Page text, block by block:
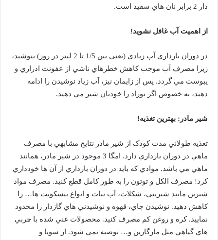
دار 2 برابر نان هاي سفيد است.
از اهميت آب غافل نشويد!
در دوران بارداري آب زيادي (يعني بين 1/5 تا 2 ليتر در روز) بنوشيد،
زيرا مصرف آب موجب کاهش خطرهاي ناشي از عفونت ادراري و
يبوست مي گردد. پس از زايمان نيز، آب زياد نوشيدن را ادامه
دهيد، به خصوص اگر نوزاد را خودتان شير مي دهيد.
شير مادر: بهترين تغذيه!
تغذيه طولاني مدت کودک از شير مادر نتايج مشابهي با مصرف
ماهي در دوران بارداري دارد. امگا 3 موجود در شير مادر، همانند
ماهي مي باشد. موادي که بايد در دوران بارداري از آن ها خودداري
کرد! مصرف الکل و توتون را به طور کامل قطع کنيد. مصرف مواد
شيرين مانند شيريني، شکلات، آب نبات و انواع بيسکويت ها… را
کاهش دهيد. نوشيدن چاي، قهوه و نوشيدني هاي گازدار را محدود
نماييد. کره و روغن کم مصرف کنيد. محصولات غني شده با چربي
هاي گياهي مثل مارگارين و… توصيه نمي شود. از سويا و